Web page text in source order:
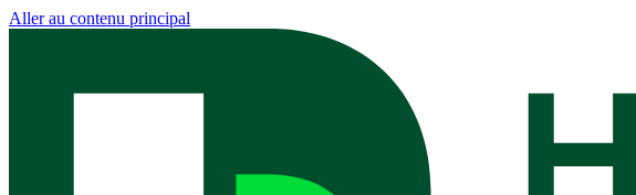
Aller au contenu principal